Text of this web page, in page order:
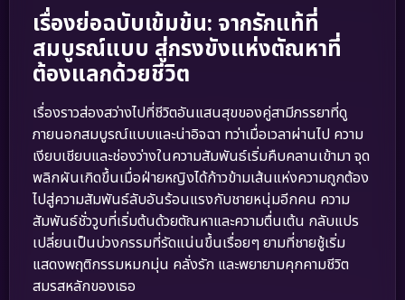
เรื่องย่อฉบับเข้มข้น: จากรักแท้ที่
สมบูรณ์แบบ สู่กรงขังแห่งตัณหาที่
ต้องแลกด้วยชีวิต
เรื่องราวส่องสว่างไปที่ชีวิตอันแสนสุขของคู่สามีภรรยาที่ดู
ภายนอกสมบูรณ์แบบและน่าอิจฉา ทว่าเมื่อเวลาผ่านไป ความ
เงียบเชียบและช่องว่างในความสัมพันธ์เริ่มคืบคลานเข้ามา จุด
พลิกผันเกิดขึ้นเมื่อฝ่ายหญิงได้ก้าวข้ามเส้นแห่งความถูกต้อง
ไปสู่ความสัมพันธ์ลับอันร้อนแรงกับชายหนุ่มอีกคน ความ
สัมพันธ์ชั่ววูบที่เริ่มต้นด้วยตัณหาและความตื่นเต้น กลับแปร
เปลี่ยนเป็นบ่วงกรรมที่รัดแน่นขึ้นเรื่อยๆ ยามที่ชายชู้เริ่ม
แสดงพฤติกรรมหมกมุ่น คลั่งรัก และพยายามคุกคามชีวิต
สมรสหลักของเธอ